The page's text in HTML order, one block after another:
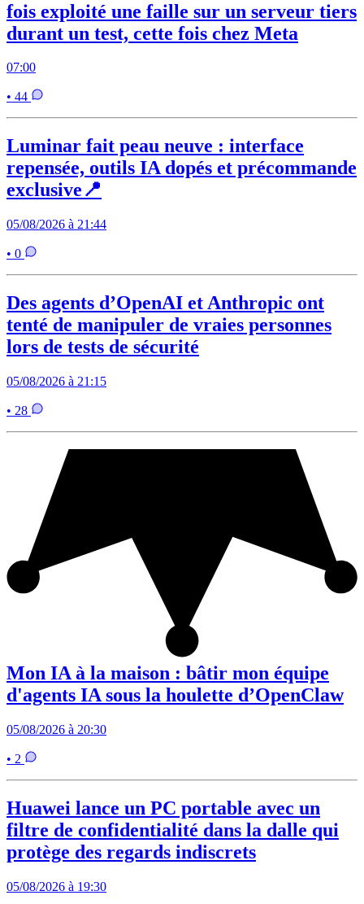
fois exploité une faille sur un serveur tiers
durant un test, cette fois chez Meta
07:00
• 44
Luminar fait peau neuve : interface
repensée, outils IA dopés et précommande
exclusive📍
05/08/2026 à 21:44
• 0
Des agents d’OpenAI et Anthropic ont
tenté de manipuler de vraies personnes
lors de tests de sécurité
05/08/2026 à 21:15
• 28
Mon IA à la maison : bâtir mon équipe
d'agents IA sous la houlette d’OpenClaw
05/08/2026 à 20:30
• 2
Huawei lance un PC portable avec un
filtre de confidentialité dans la dalle qui
protège des regards indiscrets
05/08/2026 à 19:30